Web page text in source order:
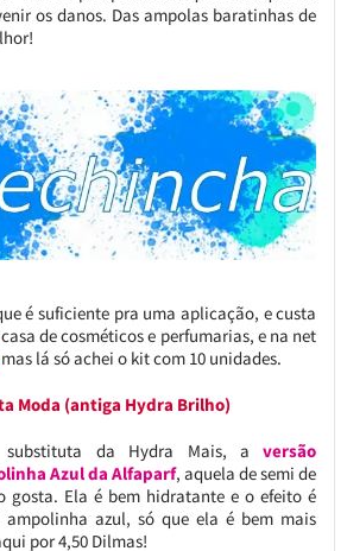
os danos. Das ampolas baratinhas de
é suficiente pra uma aplicação, e custa
de cosméticos e perfumarias, e na net
mas lá só achei o kit com 10 unidades.
Moda (antiga Hydra Brilho)
substituta da Hydra Mais, aversão
Azul da Alfaparf, aquela de semi de
gosta. Ela é bem hidratante e o efeito é
azul, só que ela é bem mais
por 4,50 Dilmas!